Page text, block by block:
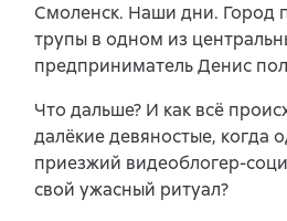
Смоленск. Наши дни. Город
трупы в одном из
предприниматель Денис
Что дальше? И как всё
далёкие девяностые, когда
приезжий видеоблогер-
свой ужасный ритуал?